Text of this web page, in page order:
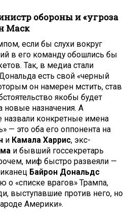
обороны и «угроза
Маск
если бы слухи вокруг
в его команду обошлись бы
Так, в медиа стали
есть свой «черный
он намерен мстить, став
якобы будет
новые назначения. А
конкретные имена
— это оба его оппонента на
и Камала Харрис, экс-
и бывший госсекретарь
миф быстро развеяли —
Байрон Дональдс
о «списке врагов» Трампа,
выступавшие против него, но
Америки».